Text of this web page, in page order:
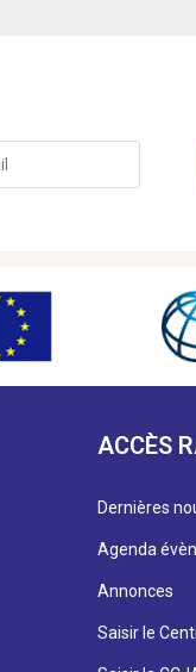
ACCÈS
Dernières
Agenda
Annonces
Saisir le